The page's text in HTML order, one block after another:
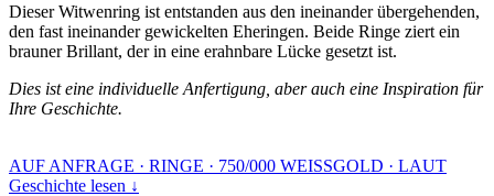
Dieser Witwenring ist entstanden aus den ineinander übergehenden,
den fast ineinander gewickelten Eheringen. Beide Ringe ziert ein
brauner Brillant, der in eine erahnbare Lücke gesetzt ist.
Dies ist eine individuelle Anfertigung, aber auch eine Inspiration für
Ihre Geschichte.
AUF ANFRAGE · RINGE · 750/000 WEISSGOLD · LAUT
Geschichte lesen ↓